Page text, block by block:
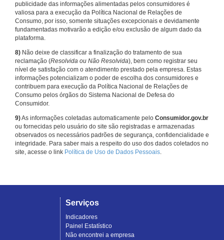
publicidade das informações alimentadas pelos consumidores é
valiosa para a execução da Política Nacional de Relações de
Consumo, por isso, somente situações excepcionais e devidamente
fundamentadas motivarão a edição e/ou exclusão de algum dado da
plataforma.
8) Não deixe de classificar a finalização do tratamento de sua
reclamação (Resolvida ou Não Resolvida), bem como registrar seu
nível de satisfação com o atendimento prestado pela empresa. Estas
informações potencializam o poder de escolha dos consumidores e
contribuem para execução da Política Nacional de Relações de
Consumo pelos órgãos do Sistema Nacional de Defesa do
Consumidor.
9)As informações coletadas automaticamente pelo Consumidor.gov.br
ou fornecidas pelo usuário do site são registradas e armazenadas
observados os necessários padrões de segurança, confidencialidade e
integridade. Para saber mais a respeito do uso dos dados coletados no
site, acesse o link Política de Uso de Dados Pessoais.
Serviços
Indicadores
Painel Estatístico
Não encontrei a empresa